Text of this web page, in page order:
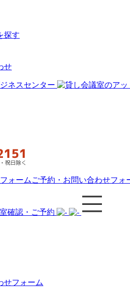
ご予約・お問い合わせフォ
せフォーム